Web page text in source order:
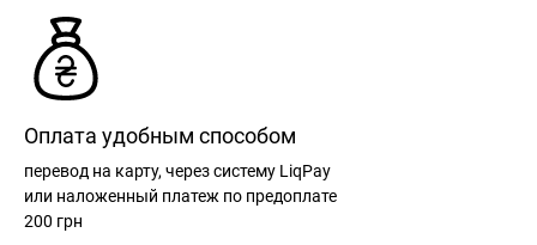
Оплата удобным способом
перевод на карту, через систему LiqPay
или наложенный платеж по предоплате
200 грн